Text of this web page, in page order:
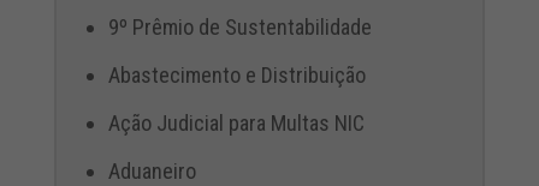
9º Prêmio de Sustentabilidade
Abastecimento e Distribuição
Ação Judicial para Multas NIC
Aduaneiro